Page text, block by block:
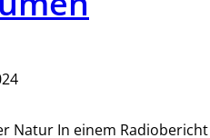
Natur In einem